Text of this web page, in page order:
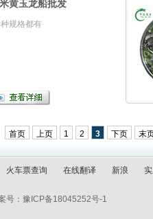
米黄玉龙船批发
规格都有
首页 上页 1 2 3 下页 末
火车票查询 在线翻译 新浪
号： 豫ICP备18045252号-1